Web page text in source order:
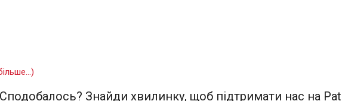
Сподобалось? Знайди хвилинку, щоб підтримати нас на